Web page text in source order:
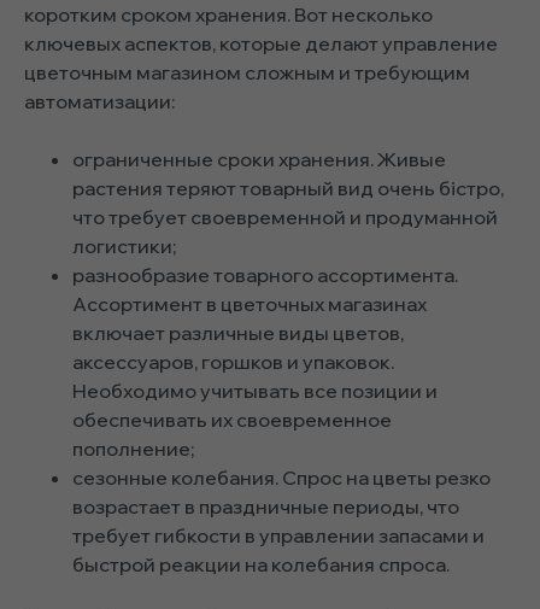
коротким сроком хранения. Вот несколько
ключевых аспектов, которые делают управление
цветочным магазином сложным и требующим
автоматизации:
ограниченные сроки хранения. Живые
растения теряют товарный вид очень бістро,
что требует своевременной и продуманной
логистики;
разнообразие товарного ассортимента.
Ассортимент в цветочных магазинах
включает различные виды цветов,
аксессуаров, горшков и упаковок.
Необходимо учитывать все позиции и
обеспечивать их своевременное
пополнение;
сезонные колебания. Спрос на цветы резко
возрастает в праздничные периоды, что
требует гибкости в управлении запасами и
быстрой реакции на колебания спроса.